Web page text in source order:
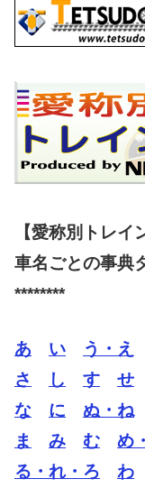
【愛称別トレ
車名ごとの事典
********
あ い う・え
さ
し す せ
な
に ぬ・ね
ま
み む め
る・れ・ろ
わ